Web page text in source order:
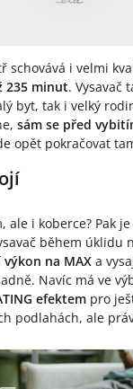
schovává i velmi
235 minut. Vysavač
byt, tak i velký
sám se před
opět pokračovat
i koberce? Pak
během úklidu
na MAX a
Navíc má ve
efektem pro
podlahách, ale